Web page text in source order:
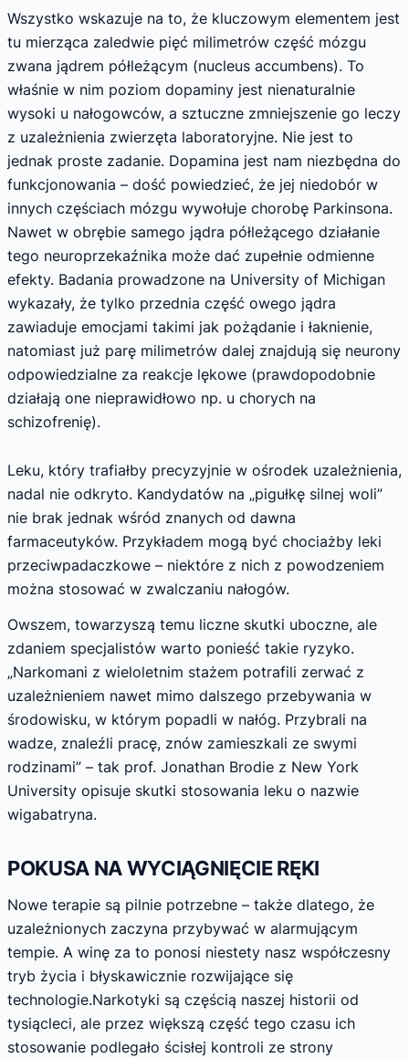
Wszystko wskazuje na to, że kluczowym elementem jest
tu mierząca zaledwie pięć milimetrów część mózgu
zwana jądrem półleżącym (nucleus accumbens). To
właśnie w nim poziom dopaminy jest nienaturalnie
wysoki u nałogowców, a sztuczne zmniejszenie go leczy
z uzależnienia zwierzęta laboratoryjne. Nie jest to
jednak proste zadanie. Dopamina jest nam niezbędna do
funkcjonowania – dość powiedzieć, że jej niedobór w
innych częściach mózgu wywołuje chorobę Parkinsona.
Nawet w obrębie samego jądra półleżącego działanie
tego neuroprzekaźnika może dać zupełnie odmienne
efekty. Badania prowadzone na University of Michigan
wykazały, że tylko przednia część owego jądra
zawiaduje emocjami takimi jak pożądanie i łaknienie,
natomiast już parę milimetrów dalej znajdują się neurony
odpowiedzialne za reakcje lękowe (prawdopodobnie
działają one nieprawidłowo np. u chorych na
schizofrenię).
Leku, który trafiałby precyzyjnie w ośrodek uzależnienia,
nadal nie odkryto. Kandydatów na „pigułkę silnej woli”
nie brak jednak wśród znanych od dawna
farmaceutyków. Przykładem mogą być chociażby leki
przeciwpadaczkowe – niektóre z nich z powodzeniem
można stosować w zwalczaniu nałogów.
Owszem, towarzyszą temu liczne skutki uboczne, ale
zdaniem specjalistów warto ponieść takie ryzyko.
„Narkomani z wieloletnim stażem potrafili zerwać z
uzależnieniem nawet mimo dalszego przebywania w
środowisku, w którym popadli w nałóg. Przybrali na
wadze, znaleźli pracę, znów zamieszkali ze swymi
rodzinami” – tak prof. Jonathan Brodie z New York
University opisuje skutki stosowania leku o nazwie
wigabatryna.
POKUSA NA WYCIĄGNIĘCIE RĘKI
Nowe terapie są pilnie potrzebne – także dlatego, że
uzależnionych zaczyna przybywać w alarmującym
tempie. A winę za to ponosi niestety nasz współczesny
tryb życia i błyskawicznie rozwijające się
technologie.Narkotyki są częścią naszej historii od
tysiącleci, ale przez większą część tego czasu ich
stosowanie podlegało ścisłej kontroli ze strony